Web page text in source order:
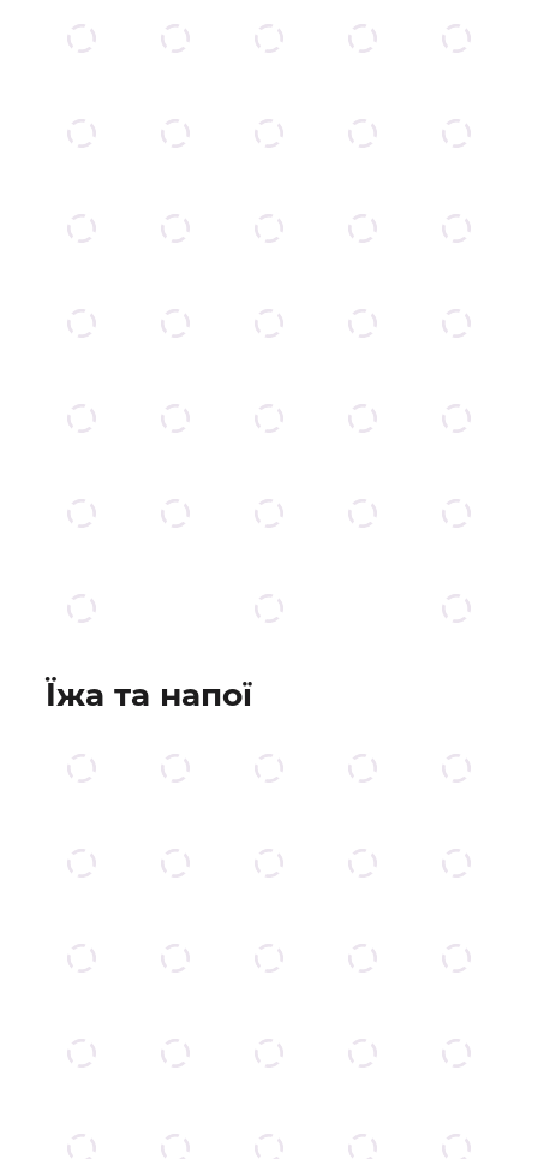
Їжа та напої